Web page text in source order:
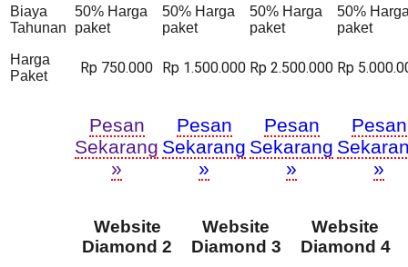
Biaya
Tahunan
50% Harga
paket
50% Harga
paket
50% Harga
paket
50%
paket
Harga
Paket
Rp 750.000 Rp 1.500.000 Rp 2.500.000 Rp
Pesan
Sekarang
»
Pesan
Sekarang
»
Pesan
Sekarang
»
Pesan
»
Website
Diamond 2
Website
Diamond 3
Website
Diamond 4